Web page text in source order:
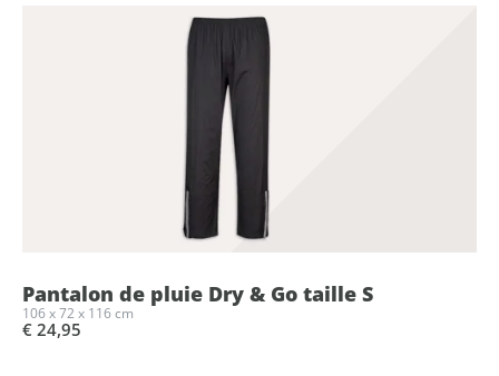
Pantalon de pluie Dry & Go taille S
106 x 72 x 116 cm
€ 24,95